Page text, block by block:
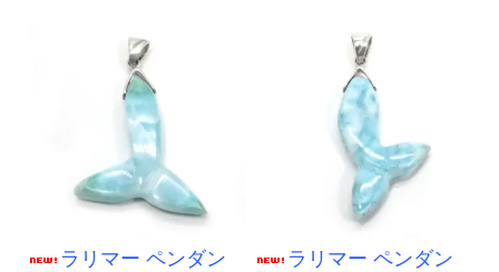
ラリマー ペンダン
ラリマー ペンダン